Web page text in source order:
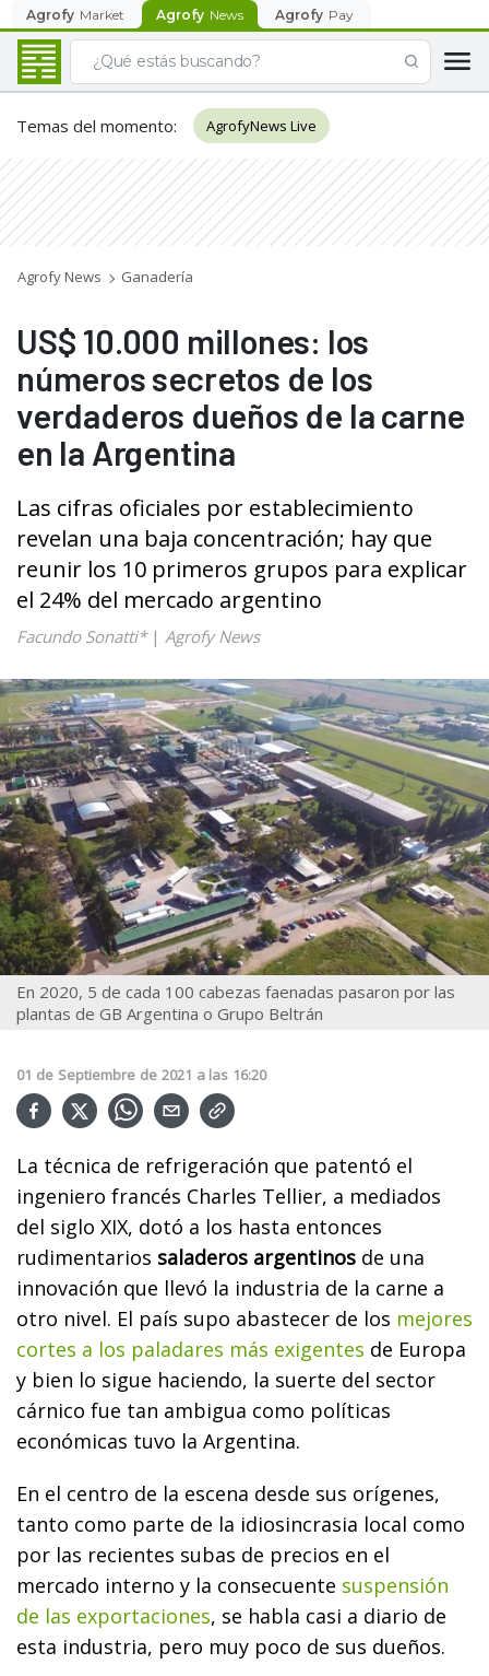
Agrofy Market Agrofy News Agrofy Pay
Temas del momento: AgrofyNews Live
Agrofy News Ganadería
US$ 10.000 millones: los
números secretos de los
verdaderos dueños de la carne
en la Argentina
Las cifras oficiales por establecimiento
revelan una baja concentración; hay que
reunir los 10 primeros grupos para explicar
el 24% del mercado argentino
Facundo Sonatti*| Agrofy News
En 2020, 5 de cada 100 cabezas faenadas pasaron por las
plantas de GB Argentina o Grupo Beltrán
01 de Septiembre de 2021 a las 16:20
La técnica de refrigeración que patentó el
ingeniero francés Charles Tellier, a mediados
del siglo XIX, dotó a los hasta entonces
rudimentarios saladeros argentinos de una
innovación que llevó la industria de la carne a
otro nivel. El país supo abastecer de los mejores
cortes a los paladares más exigentes de Europa
y bien lo sigue haciendo, la suerte del sector
cárnico fue tan ambigua como políticas
económicas tuvo la Argentina.
En el centro de la escena desde sus orígenes,
tanto como parte de la idiosincrasia local como
por las recientes subas de precios en el
mercado interno y la consecuente suspensión
de las exportaciones, se habla casi a diario de
esta industria, pero muy poco de sus dueños.